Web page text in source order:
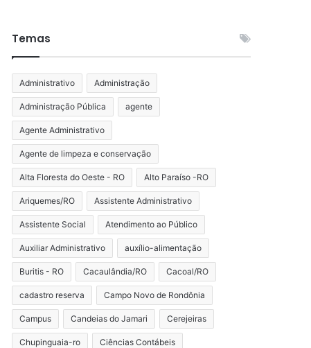
Temas
Administrativo Administração
Administração Pública agente
Agente Administrativo
Agente de limpeza e conservação
Alta Floresta do Oeste - RO Alto Paraíso -RO
Ariquemes/RO Assistente Administrativo
Assistente Social Atendimento ao Público
Auxiliar Administrativo auxílio-alimentação
Buritis - RO Cacaulândia/RO Cacoal/RO
cadastro reserva Campo Novo de Rondônia
Campus Candeias do Jamari Cerejeiras
Chupinguaia-ro Ciências Contábeis